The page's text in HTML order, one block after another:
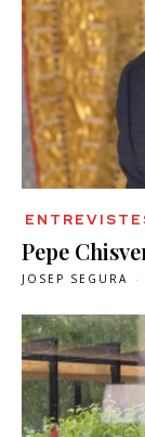
Pepe
JOSEP SEGURA -